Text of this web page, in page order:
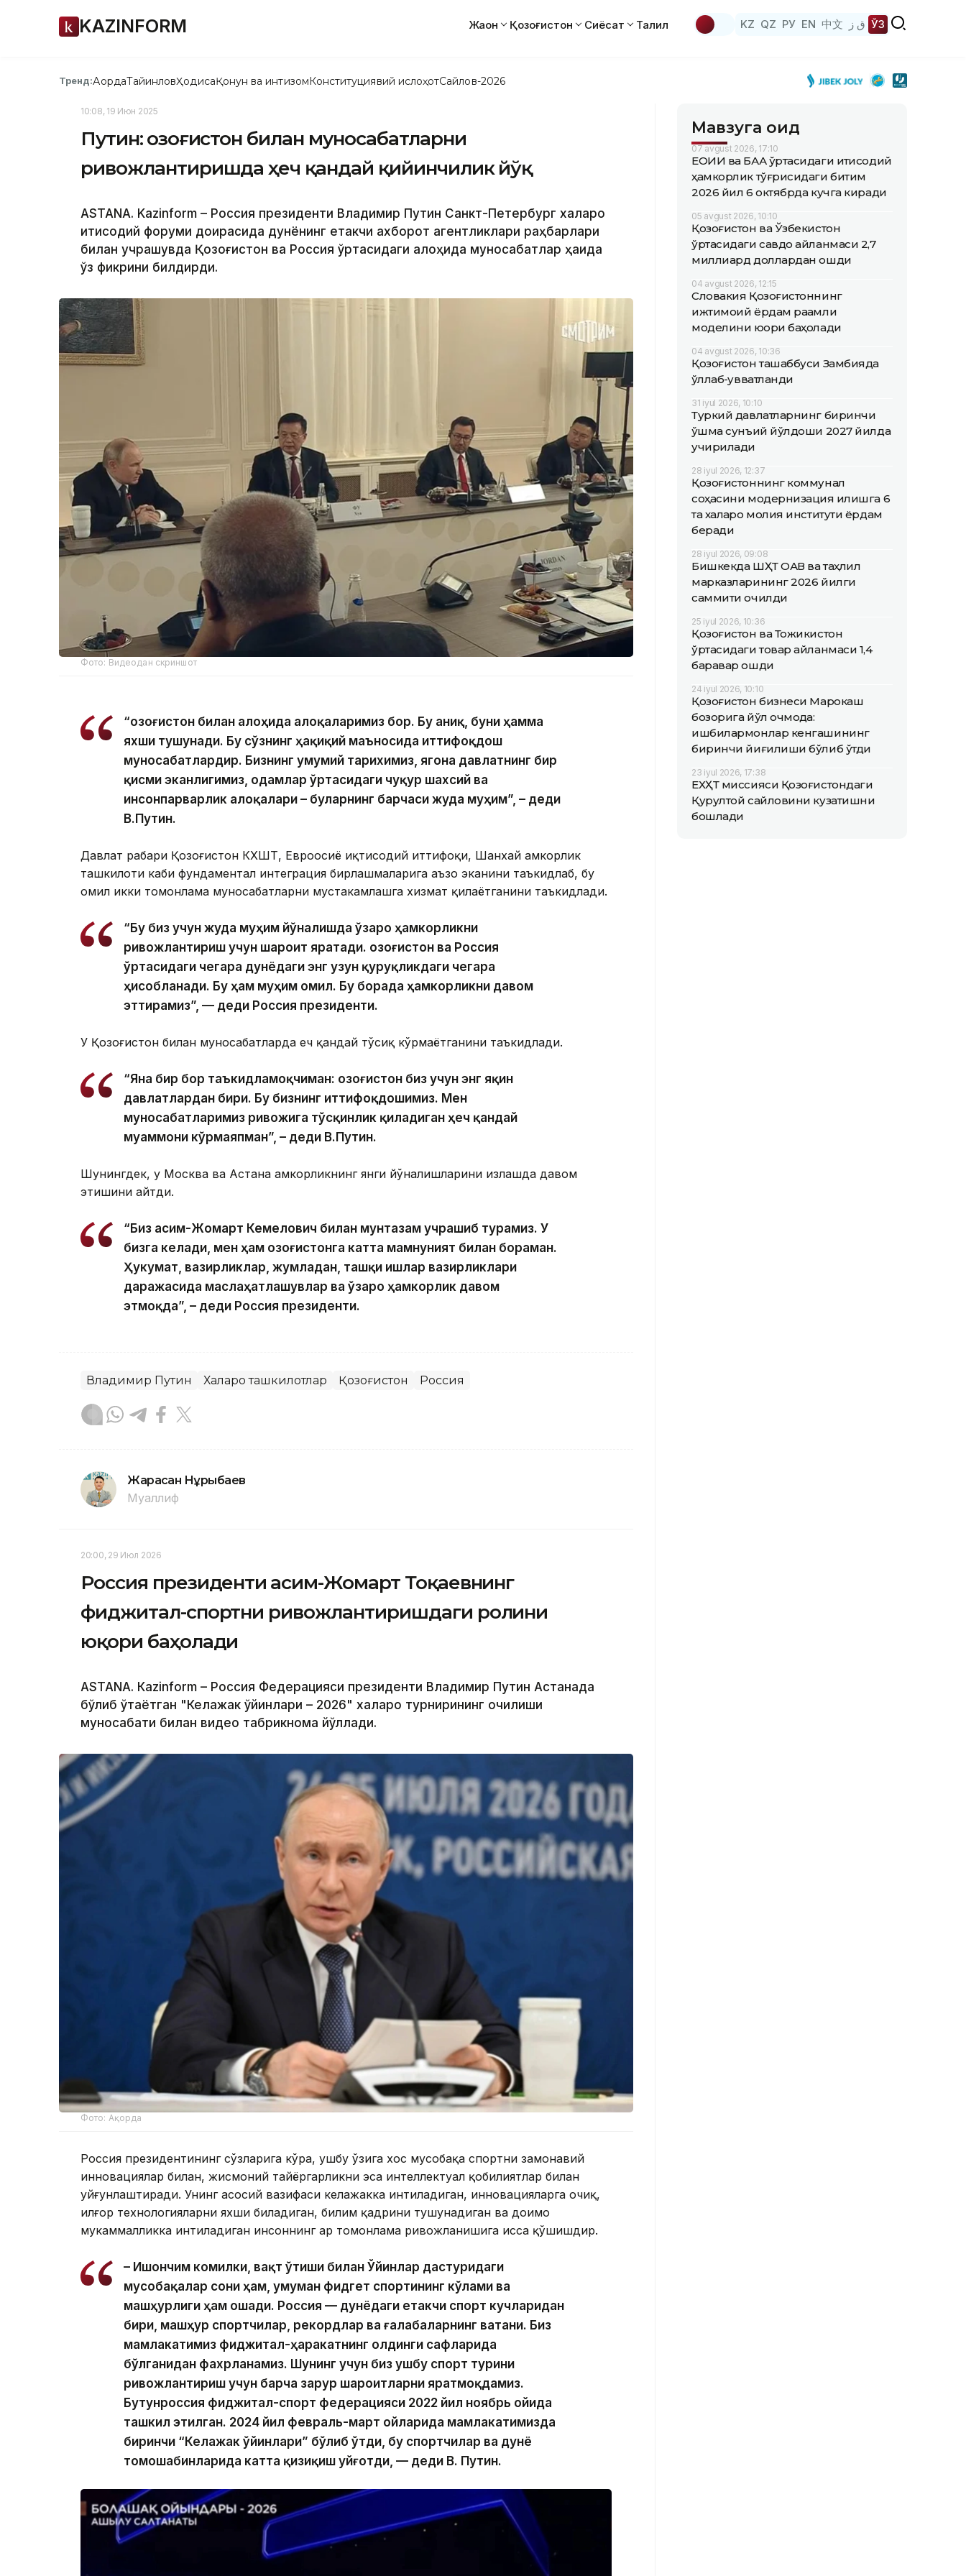
KAZINFORM Жаҳон Қозоғистон Сиёсат Таҳлил KZ QZ РУ EN 中文 ق ز ЎЗ
Тренд:АқордаТайинловҲодисаҚонун ва интизомКонституциявий ислоҳотСайлов-2026
10:08, 19 Июн 2025
Путин: Қозоғистон билан муносабатларни
ривожлантиришда ҳеч қандай қийинчилик йўқ
ASTANA. Kazinform – Россия президенти Владимир Путин Санкт-Петербург халқаро
иқтисодий форуми доирасида дунёнинг етакчи ахборот агентликлари раҳбарлари
билан учрашувда Қозоғистон ва Россия ўртасидаги алоҳида муносабатлар ҳақида
ўз фикрини билдирди.
Фото: Видеодан скриншот
“Қозоғистон билан алоҳида алоқаларимиз бор. Бу аниқ, буни ҳамма
яхши тушунади. Бу сўзнинг ҳақиқий маъносида иттифоқдош
муносабатлардир. Бизнинг умумий тарихимиз, ягона давлатнинг бир
қисми эканлигимиз, одамлар ўртасидаги чуқур шахсий ва
инсонпарварлик алоқалари – буларнинг барчаси жуда муҳим”, – деди
В.Путин.
Давлат раҳбари Қозоғистон КХШТ, Евроосиё иқтисодий иттифоқи, Шанхай ҳамкорлик
ташкилоти каби фундаментал интеграция бирлашмаларига аъзо эканини таъкидлаб, бу
омил икки томонлама муносабатларни мустаҳкамлашга хизмат қилаётганини таъкидлади.
“Бу биз учун жуда муҳим йўналишда ўзаро ҳамкорликни
ривожлантириш учун шароит яратади. Қозоғистон ва Россия
ўртасидаги чегара дунёдаги энг узун қуруқликдаги чегара
ҳисобланади. Бу ҳам муҳим омил. Бу борада ҳамкорликни давом
эттирамиз”, — деди Россия президенти.
У Қозоғистон билан муносабатларда ҳеч қандай тўсиқ кўрмаётганини таъкидлади.
“Яна бир бор таъкидламоқчиман: Қозоғистон биз учун энг яқин
давлатлардан бири. Бу бизнинг иттифоқдошимиз. Мен
муносабатларимиз ривожига тўсқинлик қиладиган ҳеч қандай
муаммони кўрмаяпман”, – деди В.Путин.
Шунингдек, у Москва ва Астана ҳамкорликнинг янги йўналишларини излашда давом
этишини айтди.
“Биз Қасим-Жомарт Кемелович билан мунтазам учрашиб турамиз. У
бизга келади, мен ҳам Қозоғистонга катта мамнуният билан бораман.
Ҳукумат, вазирликлар, жумладан, ташқи ишлар вазирликлари
даражасида маслаҳатлашувлар ва ўзаро ҳамкорлик давом
этмоқда”, – деди Россия президенти.
Владимир Путин Халқаро ташкилотлар Қозоғистон Россия
Жарасқан Нұрыбаев
Муаллиф
20:00, 29 Июл 2026
Россия президенти Қасим-Жомарт Тоқаевнинг
фиджитал-спортни ривожлантиришдаги ролини
юқори баҳолади
ASTANА. Кazinform – Россия Федерацияси президенти Владимир Путин Астанада
бўлиб ўтаётган "Келажак ўйинлари – 2026" халқаро турнирининг очилиши
муносабати билан видео табрикнома йўллади.
Фото: Ақорда
Россия президентининг сўзларига кўра, ушбу ўзига хос мусобақа спортни замонавий
инновациялар билан, жисмоний тайёргарликни эса интеллектуал қобилиятлар билан
уйғунлаштиради. Унинг асосий вазифаси келажакка интиладиган, инновацияларга очиқ,
илғор технологияларни яхши биладиган, билим қадрини тушунадиган ва доимо
мукаммалликка интиладиган инсоннинг ҳар томонлама ривожланишига ҳисса қўшишдир.
– Ишончим комилки, вақт ўтиши билан Ўйинлар дастуридаги
мусобақалар сони ҳам, умуман фидгет спортининг кўлами ва
машҳурлиги ҳам ошади. Россия — дунёдаги етакчи спорт кучларидан
бири, машҳур спортчилар, рекордлар ва ғалабаларнинг ватани. Биз
мамлакатимиз фиджитал-ҳаракатнинг олдинги сафларида
бўлганидан фахрланамиз. Шунинг учун биз ушбу спорт турини
ривожлантириш учун барча зарур шароитларни яратмоқдамиз.
Бутунроссия фиджитал-спорт федерацияси 2022 йил ноябрь ойида
ташкил этилган. 2024 йил февраль-март ойларида мамлакатимизда
биринчи “Келажак ўйинлари” бўлиб ўтди, бу спортчилар ва дунё
томошабинларида катта қизиқиш уйғотди, — деди В. Путин.
Мавзуга оид
07 avgust 2026, 17:10
ЕОИИ ва БАА ўртасидаги иқтисодий
ҳамкорлик тўғрисидаги битим
2026 йил 6 октябрда кучга киради
05 avgust 2026, 10:10
Қозоғистон ва Ўзбекистон
ўртасидаги савдо айланмаси 2,7
миллиард доллардан ошди
04 avgust 2026, 12:15
Словакия Қозоғистоннинг
ижтимоий ёрдам рақамли
моделини юқори баҳолади
04 avgust 2026, 10:36
Қозоғистон ташаббуси Замбияда
қўллаб-қувватланди
31 iyul 2026, 10:10
Туркий давлатларнинг биринчи
қўшма сунъий йўлдоши 2027 йилда
учирилади
28 iyul 2026, 12:37
Қозоғистоннинг коммунал
соҳасини модернизация қилишга 6
та халқаро молия институти ёрдам
беради
28 iyul 2026, 09:08
Бишкекда ШҲТ ОАВ ва таҳлил
марказларининг 2026 йилги
саммити очилди
25 iyul 2026, 10:36
Қозоғистон ва Тожикистон
ўртасидаги товар айланмаси 1,4
баравар ошди
24 iyul 2026, 10:10
Қозоғистон бизнеси Марокаш
бозорига йўл очмоқда:
ишбилармонлар кенгашининг
биринчи йиғилиши бўлиб ўтди
23 iyul 2026, 17:38
ЕХҲТ миссияси Қозоғистондаги
Қурултой сайловини кузатишни
бошлади